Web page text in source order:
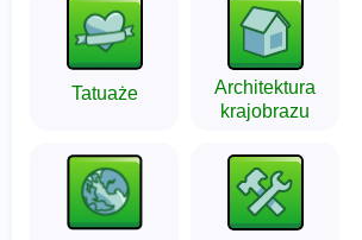
Tatuaże
Architektura
krajobrazu